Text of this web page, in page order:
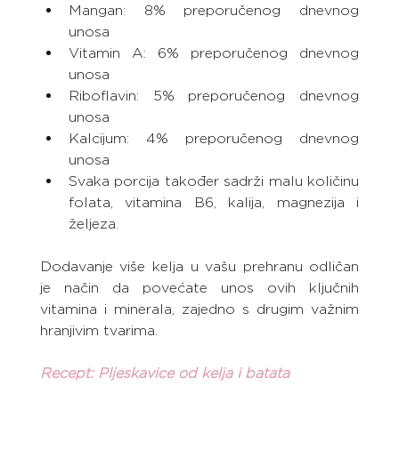
Mangan: 8% preporučenog dnevnog
unosa
Vitamin A: 6% preporučenog dnevnog
unosa
Riboflavin: 5% preporučenog dnevnog
unosa
Kalcijum: 4% preporučenog dnevnog
unosa
Svaka porcija također sadrži malu količinu
folata, vitamina B6, kalija, magnezija i
željeza.
Dodavanje više kelja u vašu prehranu odličan
je način da povećate unos ovih ključnih
vitamina i minerala, zajedno s drugim važnim
hranjivim tvarima.
Recept: Pljeskavice od kelja i batata